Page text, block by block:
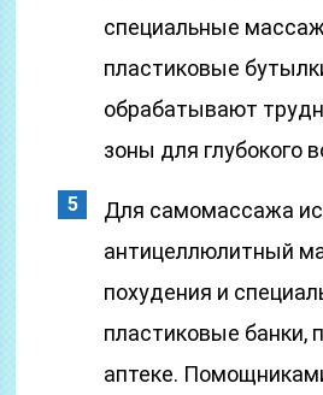
специальные
пластиковые
обрабатывают
зоны для глубокого
Для самомассажа
антицеллюлитный
похудения и
пластиковые банки,
аптеке.